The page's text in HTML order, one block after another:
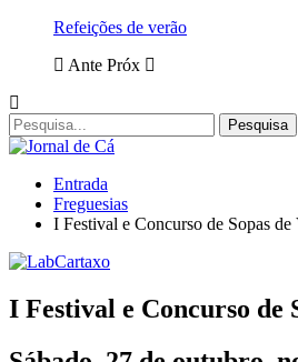
Refeições de verão
Ante Próx
Entrada
Freguesias
I Festival e Concurso de Sopas de
I Festival e Concurso de